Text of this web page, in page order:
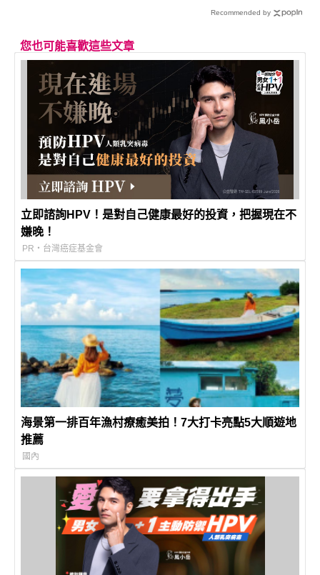
Recommended by
您也可能喜歡這些文章
立即諮詢HPV！是對自己健康最好的投資，把握現在不
嫌晚！
PR・台灣癌症基金會
海景第一排百年漁村療癒美拍！7大打卡亮點5大順遊地
推薦
國內